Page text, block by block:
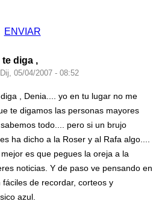
ENVIAR
te diga ,
05/04/2007 - 08:52
, Denia.... yo en tu lugar no me
te digamos las personas mayores
todo.... pero si un brujo
ha dicho a la Roser y al Rafa algo....
es que pegues la oreja a la
noticias. Y de paso ve pensando en
de recordar, corteos y
azul.